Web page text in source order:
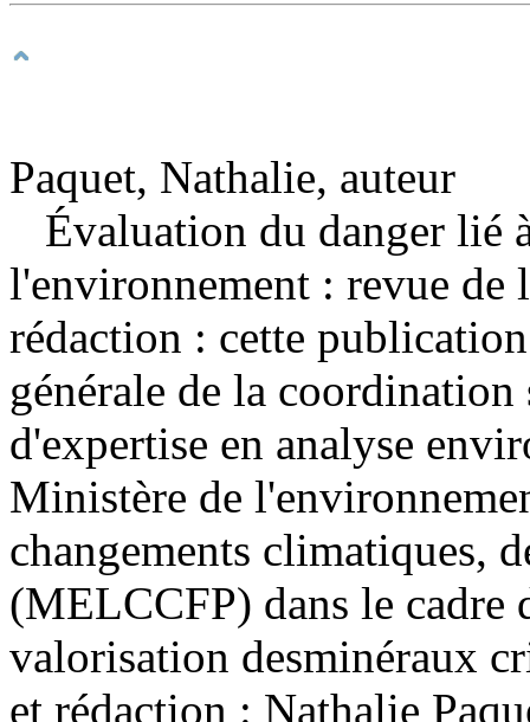
Paquet, Nathalie, auteur
Évaluation du danger lié
l'environnement : revue
rédaction : cette
générale de la
d'expertise en analyse
Ministère de
changements climatiques,
(MELCCFP) dans le cadre
valorisation desminéraux
et rédaction : Nathalie